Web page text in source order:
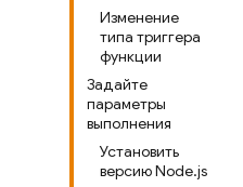
Изменение
типа триггера
функции
Задайте
параметры
выполнения
Установить
версию Node.js